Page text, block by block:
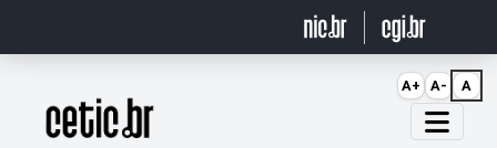
Página inicial
A+ A- A